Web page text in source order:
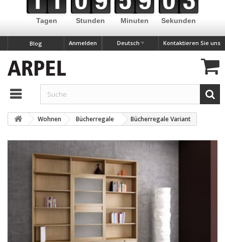
Tagen Stunden Minuten Sekunden
Kontaktieren Sie uns
Deutsch
Anmelden
Blog
Wohnen Bücherregale Bücherregale Variant